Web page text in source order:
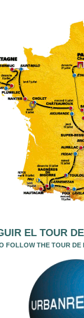
EL TOUR
FOLLOW THE TOUR DE